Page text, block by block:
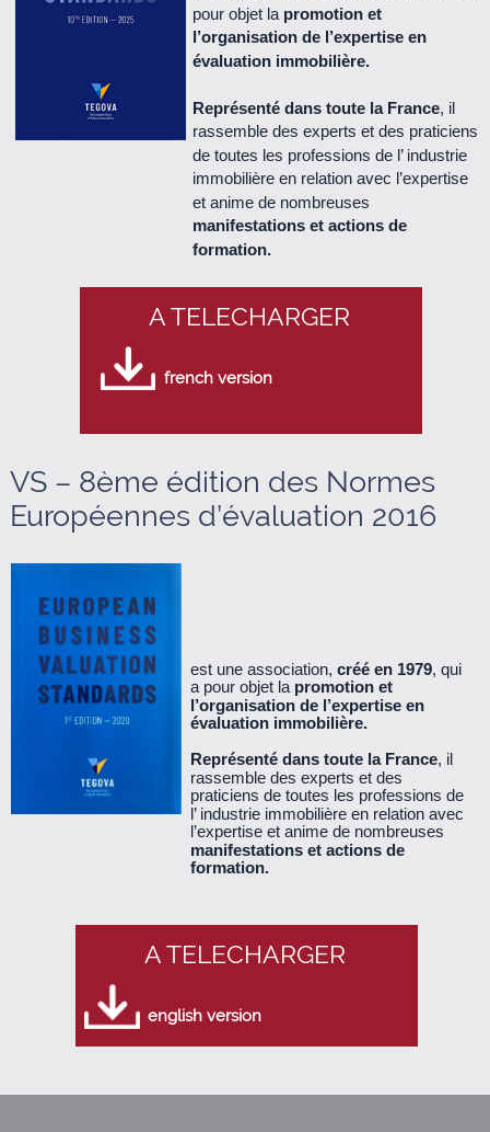
Le Cercle n°51 - décembre 2013 (1.3 Mo)
Le Cercle n°50 - octobre 2013 (670 Ko)
Le Cercle n°49 - juillet 2013 (500 Ko)
Le Cercle n°48 - mars 2013 (950 Ko)
Le Cercle n°47 - décembre 2012 (440 Ko)
Le Cercle n°46 - septembre 2012 (1.2 Mo)
Le Cercle n°45 - juillet 2012 (950 Ko)
Le Cercle n°43 - décembre 2011 (340 Ko)
Le Cercle n°42 - septembre 2011 (510 Ko)
Le Cercle n°40 - avril 2011 (280 Ko)
Le Cercle n°39 - janvier 2011 (340 Ko)
Le Cercle n°38 - octobre 2010 (530 Ko)
Le Cercle n°37 - juillet 2010 (260 Ko)
Le Cercle n°36 - mars 2010 (890 Ko)
Le cercle n°33 - juin 2009 (140 Ko)
pour objet la promotion et
l’organisation de l’expertise en
évaluation immobilière.
Représenté dans toute la France, il
rassemble des experts et des praticiens
de toutes les professions de l’ industrie
immobilière en relation avec l’expertise
et anime de nombreuses
manifestations et actions de
formation.
A TELECHARGER
french version
VS – 8ème édition des Normes
Européennes d’évaluation 2016
est une association, créé en 1979, qui
a pour objet la promotion et
l’organisation de l’expertise en
évaluation immobilière.
Représenté dans toute la France, il
rassemble des experts et des
praticiens de toutes les professions de
l’ industrie immobilière en relation avec
l’expertise et anime de nombreuses
manifestations et actions de
formation.
A TELECHARGER
english version